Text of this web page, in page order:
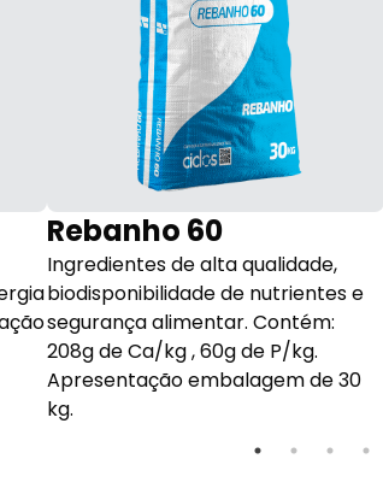
Rebanho 60
Ingredientes de alta qualidade,
biodisponibilidade de nutrientes e
segurança alimentar. Contém:
208g de Ca/kg , 60g de P/kg.
Apresentação embalagem de 30
kg.